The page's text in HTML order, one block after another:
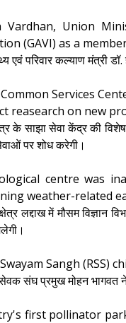
Vardhan, Union
(GAVI) as a
एवं परिवार कल्याण मंत्री
Services
reasearch on new
के साझा सेवा केंद्र की
पर शोध करेगी।
centre was
weather-related
लद्दाख में मौसम विज्ञान
Sangh (RSS)
संघ प्रमुख मोहन भागवत
first pollinator